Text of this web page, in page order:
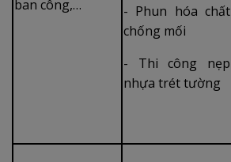
ban công,…
- Phun hóa chất
chống mối
- Thi công nẹp
nhựa trét tường